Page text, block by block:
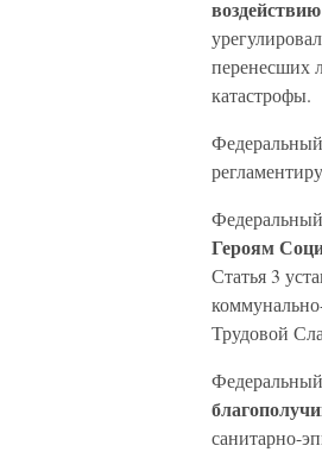
перенесших
катастрофы.
Героям
Статья 3
Трудовой
санитарно-